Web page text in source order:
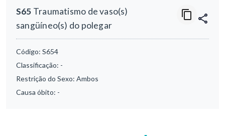
S65 Traumatismo de vaso(s)
sangüíneo(s) do polegar
Código: S654
Classificação: -
Restrição do Sexo: Ambos
Causa óbito: -